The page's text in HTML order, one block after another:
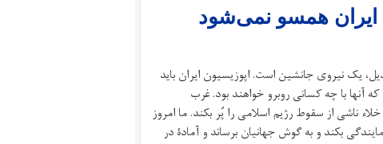
ایران همسو نمی‌شود
یک نیروی جانشین است. اپوزیسیون ایران باید
آنها با چه کسانی روبرو خواهند بود. غرب
ناشی از سقوط رژیم اسلامی را پُر بکند. ما امروز
بکند و به گوش جهانیان برساند و آمادۀ در